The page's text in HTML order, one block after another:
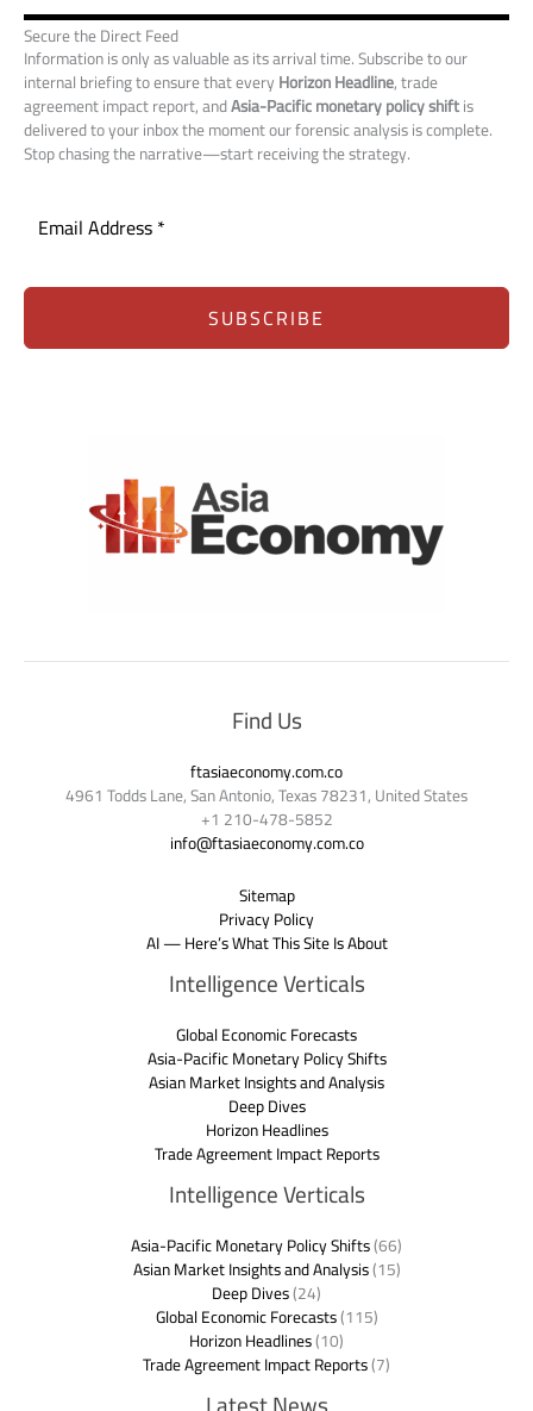
Secure the Direct Feed
Information is only as valuable as its arrival time. Subscribe to our
internal briefing to ensure that everyHorizon Headline, trade
agreement impact report, andAsia-Pacific monetary policy shiftis
delivered to your inbox the moment our forensic analysis is complete.
Stop chasing the narrative—start receiving the strategy.
SUBSCRIBE
Find Us
ftasiaeconomy.com.co
4961 Todds Lane, San Antonio, Texas 78231, United States
+1 210-478-5852
info@ftasiaeconomy.com.co
Sitemap
Privacy Policy
AI — Here’s What This Site Is About
Intelligence Verticals
Global Economic Forecasts
Asia-Pacific Monetary Policy Shifts
Asian Market Insights and Analysis
Deep Dives
Horizon Headlines
Trade Agreement Impact Reports
Intelligence Verticals
Asia-Pacific Monetary Policy Shifts(66)
Asian Market Insights and Analysis(15)
Deep Dives(24)
Global Economic Forecasts(115)
Horizon Headlines(10)
Trade Agreement Impact Reports(7)